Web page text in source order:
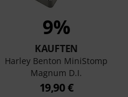
9%
KAUFTEN
Harley Benton MiniStomp
Magnum D.I.
19,90 €